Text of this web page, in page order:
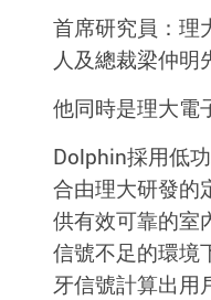
首席研究員：理
人及總裁梁仲明
他同時是理大電
Dolphin採用低
合由理大研發的
供有效可靠的室
信號不足的環境
牙信號計算出用